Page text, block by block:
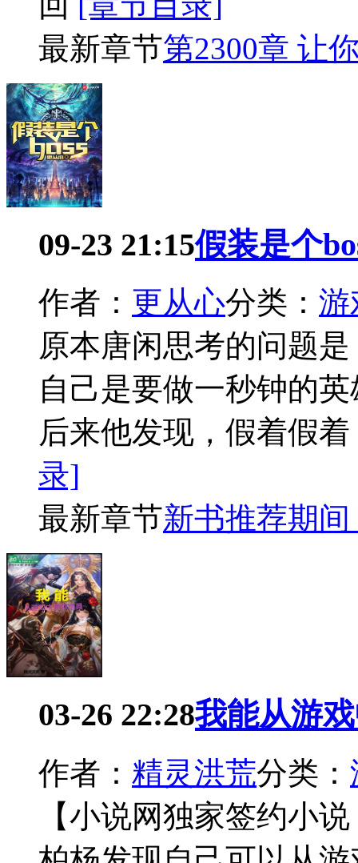
最新章节第2300章 让
09-23 21:15假装是个
作者： 更从心分类： 游
原本唐闲思考的问题
自己是要做一秒钟的
后来他发现，假着假
录]
最新章节新书推荐期
03-26 22:28我能从游
作者： 精灵洪荒分类：
【小说网独家签约小